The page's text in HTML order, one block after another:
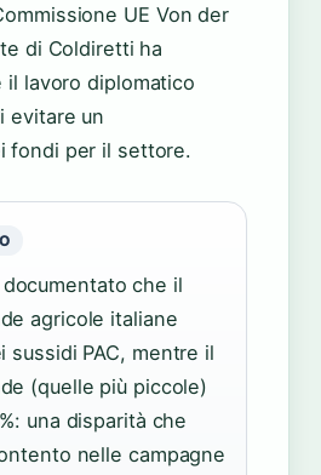
UE Von der
di Coldiretti ha
lavoro diplomatico
evitare un
fondi per il settore.
che il
agricole italiane
sussidi PAC, mentre il
(quelle più piccole)
una disparità che
nelle campagne